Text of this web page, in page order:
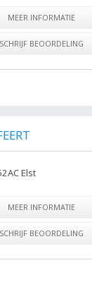
MEER INFORMATIE
SCHRIJF BEOORDELING
Elst
MEER INFORMATIE
SCHRIJF BEOORDELING